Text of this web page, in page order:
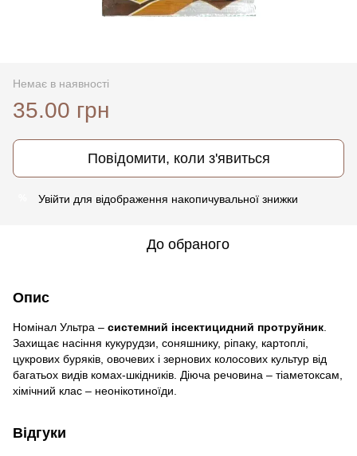
Немає в наявності
35.00 грн
Повідомити, коли з'явиться
Увійти для відображення накопичувальної знижки
До обраного
Опис
Номінал Ультра – системний інсектицидний протруйник
Захищає насіння кукурудзи, соняшнику, ріпаку, картоплі,
цукрових буряків, овочевих і зернових колосових культур від
багатьох видів комах-шкідників. Діюча речовина – тіаметоксам,
хімічний клас – неонікотиноїди.
Відгуки